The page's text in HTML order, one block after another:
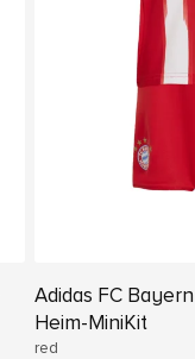
Adidas FC
Heim-MiniKit
red